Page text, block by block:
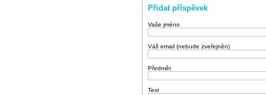
Přidat příspěvek
Vaše jméno
Váš email (nebude zveřejněn)
Předmět
Text